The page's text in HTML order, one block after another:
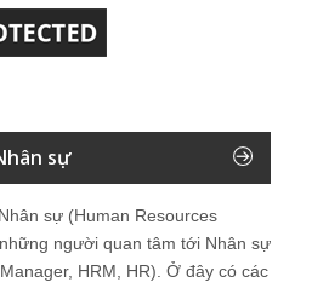
sự
sự (Human Resources
người quan tâm tới Nhân sự
HRM, HR). Ở đây có các